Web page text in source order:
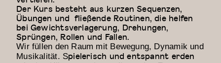
Der Kurs besteht aus kurzen Sequenzen,
Übungen und fließende Routinen, die helfen
bei Gewichtsverlagerung, Drehungen,
Sprüngen, Rollen und Fallen.
Wir füllen den Raum mit Bewegung, Dynamik und
Musikalität. Spielerisch und entspannt erden